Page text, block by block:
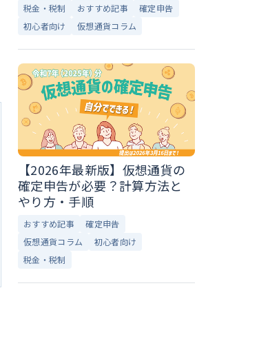
税金・税制 おすすめ記事
確定申告
初心者向け
仮想通貨コラム
【2026年最新版】仮想通貨の
確定申告が必要？計算方法と
やり方・手順
おすすめ記事
確定申告
仮想通貨コラム
初心者向け
税金・税制